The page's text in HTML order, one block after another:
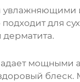
для
дерматита.
мощными
блеск.